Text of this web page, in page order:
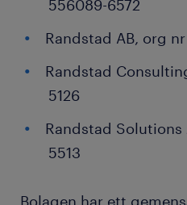
556089-6572
Randstad AB, org nr
Randstad
5126
Randstad
5513
Bolagen har ett